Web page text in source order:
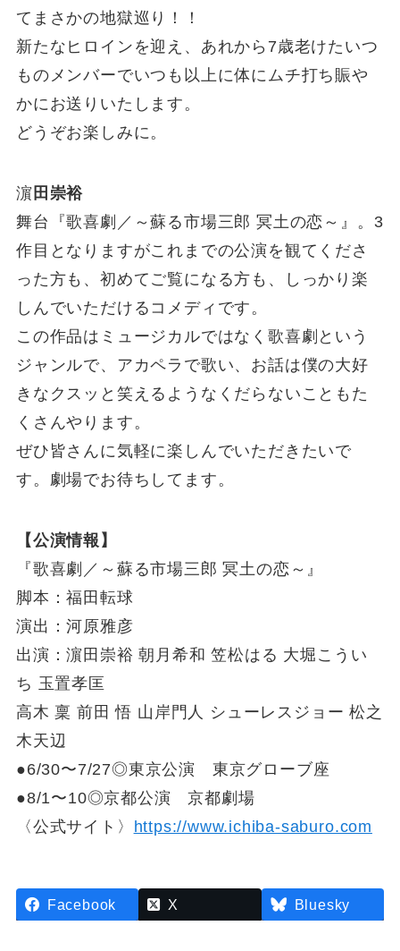
てまさかの地獄巡り！！
新たなヒロインを迎え、あれから7歳老けたいつ
ものメンバーでいつも以上に体にムチ打ち賑や
かにお送りいたします。
どうぞお楽しみに。
濵 ⽥崇裕
舞台『歌喜劇／～蘇る市場三郎 冥⼟の恋～』。3
作目となりますがこれまでの公演を観てくださ
った方も、初めてご覧になる方も、しっかり楽
しんでいただけるコメディです。
この作品はミュージカルではなく歌喜劇という
ジャンルで、アカペラで歌い、お話は僕の大好
きなクスッと笑えるようなくだらないこともた
くさんやります。
ぜひ皆さんに気軽に楽しんでいただきたいで
す。劇場でお待ちしてます。
【公演情報】
『歌喜劇／～蘇る市場三郎 冥⼟の恋～』
脚本：福⽥転球
演出：河原雅彦
出演：濵⽥崇裕 朝⽉希和 笠松はる 大堀こうい
ち ⽟置孝匡
⾼⽊ 稟 前⽥ 悟 山岸⾨⼈ シューレスジョー 松之
⽊天辺
●6/30〜7/27◎東京公演 東京グローブ座
●8/1〜10◎京都公演 京都劇場
〈公式サイト〉 https://www.ichiba-saburo.com
Facebook X Bluesky